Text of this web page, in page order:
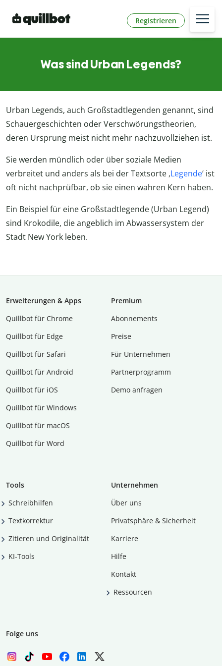
Registrieren
Was sind Urban Legends?
Urban Legends, auch Großstadtlegenden genannt, sind
Schauergeschichten oder Verschwörungstheorien,
deren Ursprung meist nicht mehr nachzuvollziehen ist.
Sie werden mündlich oder über soziale Medien
verbreitet und anders als bei der Textsorte ‚Legende‘ ist
oft nicht nachprüfbar, ob sie einen wahren Kern haben.
Ein Beispiel für eine Großstadtlegende (Urban Legend)
sind Krokodile, die angeblich im Abwassersystem der
Stadt New York leben.
Erweiterungen & Apps
Quillbot für Chrome
Quillbot für Edge
Quillbot für Safari
Quillbot für Android
Quillbot für iOS
Quillbot für Windows
Quillbot für macOS
Quillbot für Word
Premium
Abon­ne­ments
Preise
Für Unternehmen
Partnerprogramm
Demo anfragen
Tools
Schreibhilfen
Textkorrektur
Zitieren und Originalität
KI-Tools
Unternehmen
Über uns
Privatsphäre & Sicherheit
Karriere
Hilfe
Kontakt
Ressourcen
Folge uns